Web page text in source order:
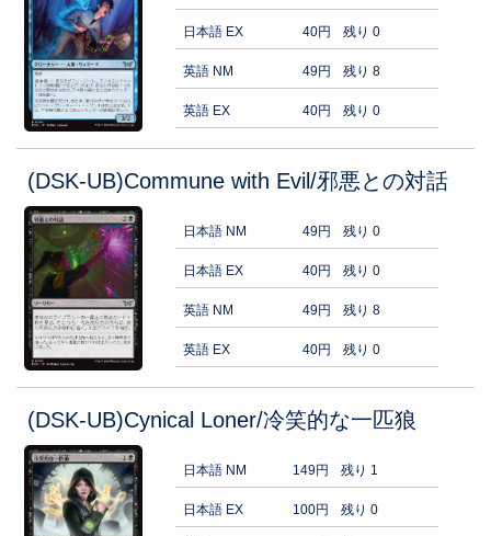
日本語 EX 40円 残り 0
英語 NM 49円 残り 8
英語 EX 40円 残り 0
(DSK-UB)Commune with Evil/邪悪との対話
日本語 NM 49円 残り 0
日本語 EX 40円 残り 0
英語 NM 49円 残り 8
英語 EX 40円 残り 0
(DSK-UB)Cynical Loner/冷笑的な一匹狼
日本語 NM 149円 残り 1
日本語 EX 100円 残り 0